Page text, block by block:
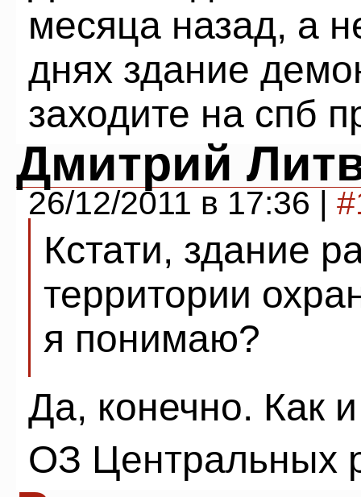
месяца назад, а
днях здание
заходите на спб
Дмитрий
26/12/2011 в 17:36 |
Кстати, здание
территории
я понимаю?
Да, конечно. Как
ОЗ Центральных